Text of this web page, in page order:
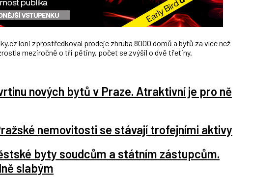
loni zprostředkoval prodeje zhruba 8000 domů a bytů za více než
meziročně o tři pětiny, počet se zvýšil o dvě třetiny.
nových bytů v Praze. Atraktivní je pro ně
nemovitosti se stávají trofejními aktivy
byty soudcům a státním zástupcům.
slabým